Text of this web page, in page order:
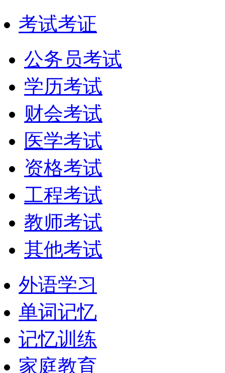
考试考证
公务员考试
学历考试
财会考试
医学考试
资格考试
工程考试
教师考试
其他考试
外语学习
单词记忆
记忆训练
家庭教育